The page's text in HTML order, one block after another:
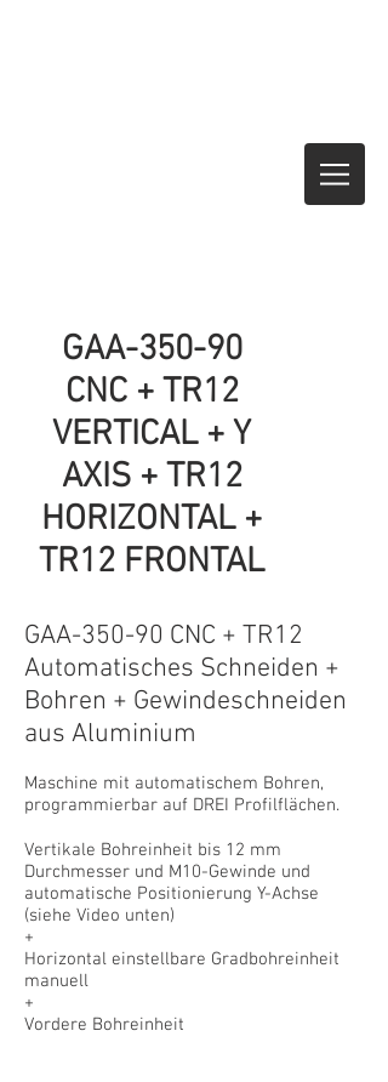
GAA-350-90
CNC + TR12
VERTICAL + Y
AXIS + TR12
HORIZONTAL +
TR12 FRONTAL
GAA-350-90 CNC + TR12
Automatisches Schneiden +
Bohren + Gewindeschneiden
aus Aluminium
Maschine mit automatischem Bohren,
programmierbar auf DREI Profilflächen.
Vertikale Bohreinheit bis 12 mm
Durchmesser und M10-Gewinde und
automatische Positionierung Y-Achse
(siehe Video unten)
+
Horizontal einstellbare Gradbohreinheit
manuell
+
Vordere Bohreinheit